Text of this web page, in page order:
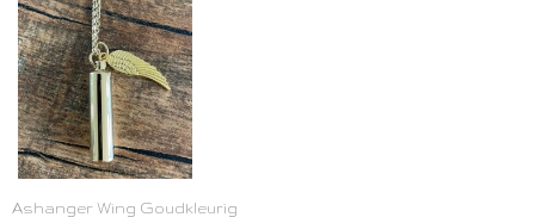
Ashanger Wing Goudkleurig